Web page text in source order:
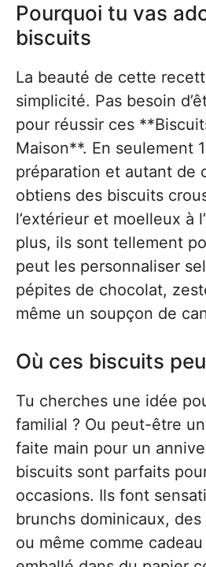
Pourquoi tu vas
biscuits
La beauté de cette
simplicité. Pas besoin
pour réussir ces
Maison**. En seulement
préparation et autant de
obtiens des biscuits
l’extérieur et moelleux à
plus, ils sont tellement
peut les personnaliser
pépites de chocolat,
même un soupçon de
Où ces biscuits
Tu cherches une idée
familial ? Ou peut-être
faite main pour un
biscuits sont parfaits
occasions. Ils font
brunchs dominicaux,
ou même comme